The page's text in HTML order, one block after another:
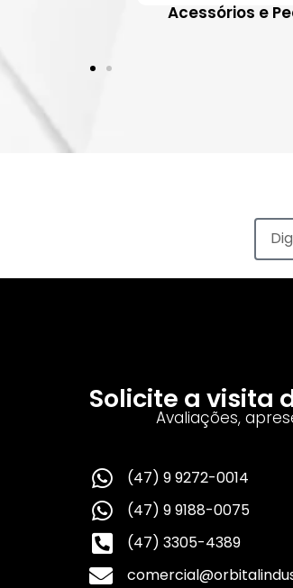
Acessórios e
Solicite a visita
Avaliações,
(47) 9 9272-0014
(47) 9 9188-0075
(47) 3305-4389